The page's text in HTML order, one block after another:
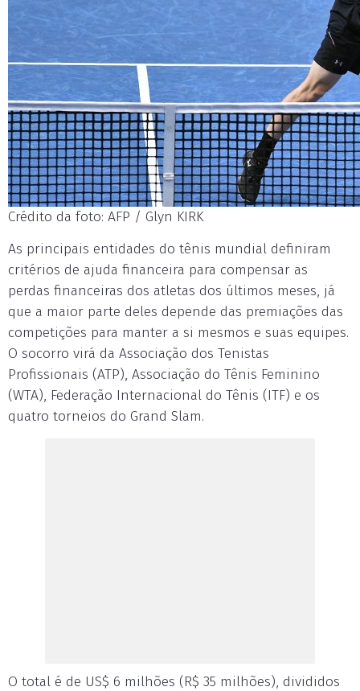
Crédito da foto: AFP / Glyn KIRK
As principais entidades do tênis mundial definiram
critérios de ajuda financeira para compensar as
perdas financeiras dos atletas dos últimos meses, já
que a maior parte deles depende das premiações das
competições para manter a si mesmos e suas equipes.
O socorro virá da Associação dos Tenistas
Profissionais (ATP), Associação do Tênis Feminino
(WTA), Federação Internacional do Tênis (ITF) e os
quatro torneios do Grand Slam.
O total é de US$ 6 milhões (R$ 35 milhões), divididos